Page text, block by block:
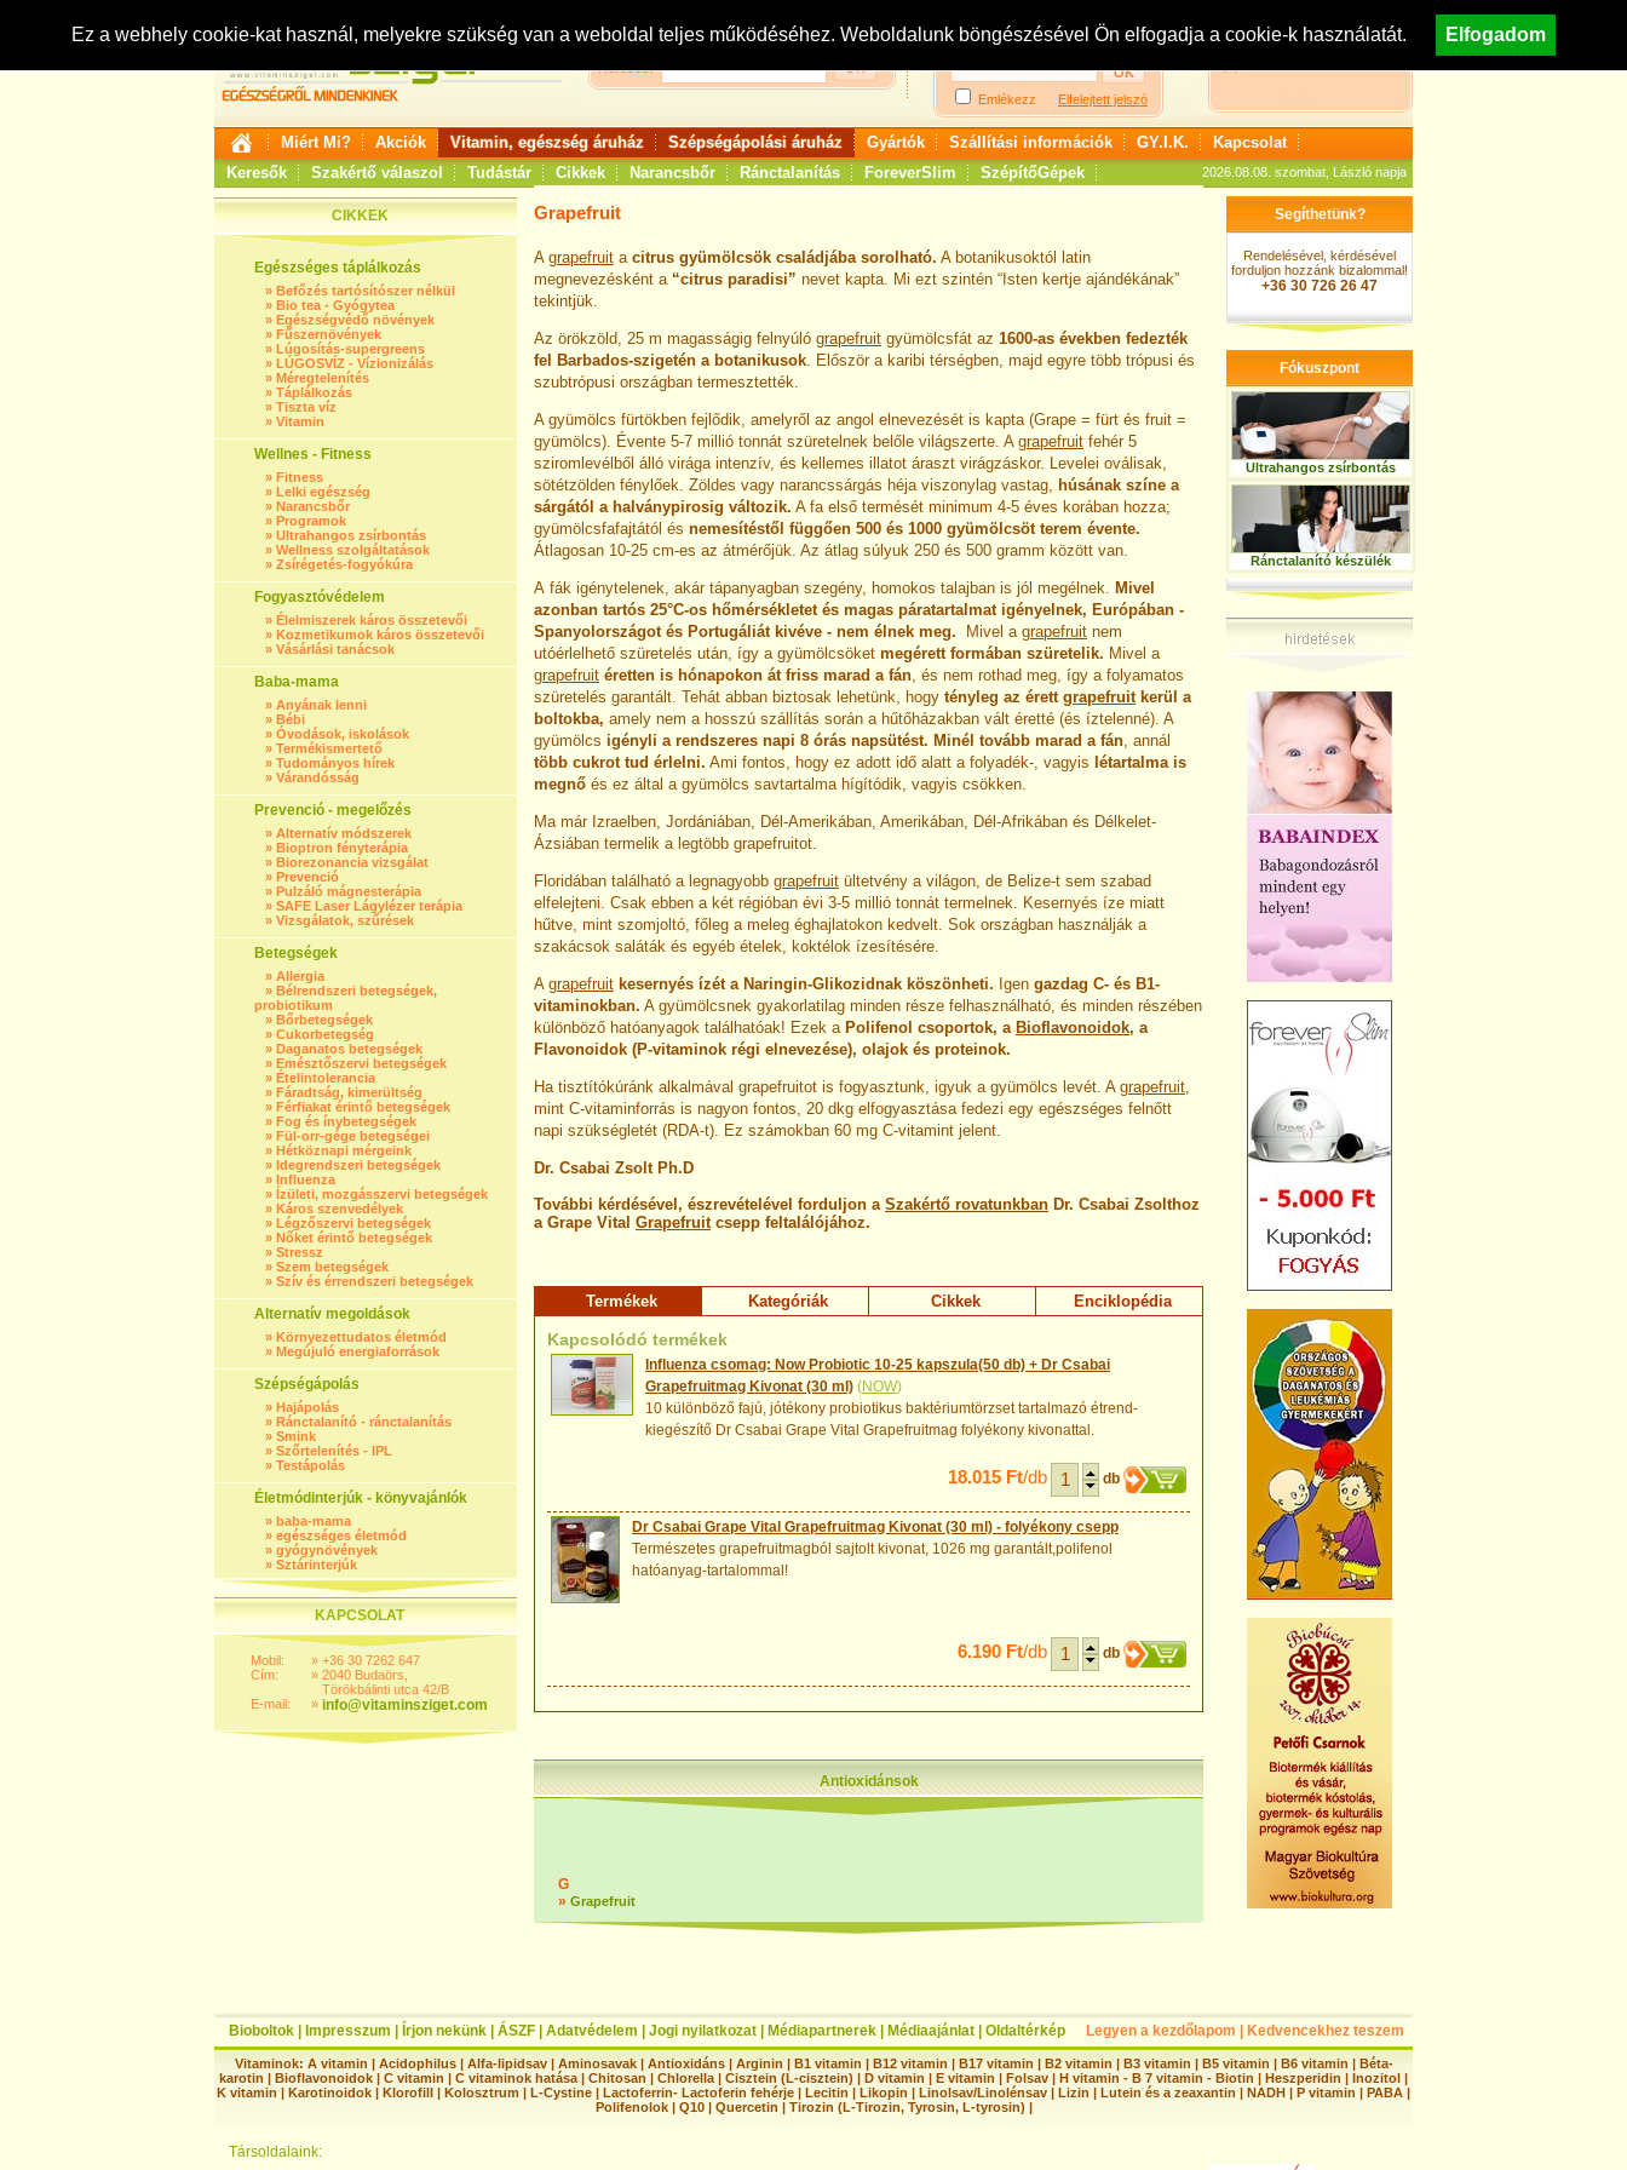
Ez a webhely cookie-kat használ, melyekre szükség van a weboldal teljes működéséhez. Weboldalunk böngészésével Ön elfogadja a cookie-k használatát. Elfogadom
Keresés:
Bejelentkezés: Regisztráció
Emlékezz Elfelejtett jelszó
Nézzen körül áruházunkban!
Miért Mi? Akciók Vitamin, egészség áruház Szépségápolási áruház Gyártók Szállítási információk GY.I.K.
Kapcsolat
Keresők
Szakértő válaszol Tudástár Cikkek Narancsbőr Ránctalanítás ForeverSlim SzépítőGépek 2026.08.08. szombat, László napja
CIKKEK
Egészséges táplálkozás
» Befőzés tartósítószer nélkül
» Bio tea - Gyógytea
» Egészségvédő növények
» Fűszernövények
» Lúgosítás-supergreens
» LÚGOSVÍZ - Vízionizálás
» Méregtelenítés
» Táplálkozás
» Tiszta víz
» Vitamin
Wellnes - Fitness
» Fitness
» Lelki egészség
» Narancsbőr
» Programok
» Ultrahangos zsírbontás
» Wellness szolgáltatások
» Zsírégetés-fogyókúra
Fogyasztóvédelem
» Élelmiszerek káros összetevői
» Kozmetikumok káros összetevői
» Vásárlási tanácsok
Baba-mama
» Anyának lenni
» Bébi
» Óvodások, iskolások
» Termékismertető
» Tudományos hírek
» Várandósság
Prevenció - megelőzés
» Alternatív módszerek
» Bioptron fényterápia
» Biorezonancia vizsgálat
» Prevenció
» Pulzáló mágnesterápia
» SAFE Laser Lágylézer terápia
» Vizsgálatok, szűrések
Betegségek
» Allergia
» Bélrendszeri betegségek,
probiotikum
» Bőrbetegségek
» Cukorbetegség
» Daganatos betegségek
» Emésztőszervi betegségek
» Ételintolerancia
» Fáradtság, kimerültség
» Férfiakat érintő betegségek
» Fog és ínybetegségek
» Fül-orr-gége betegségei
» Hétköznapi mérgeink
» Idegrendszeri betegségek
» Influenza
» Ízületi, mozgásszervi betegségek
» Káros szenvedélyek
» Légzőszervi betegségek
» Nőket érintő betegségek
» Stressz
» Szem betegségek
» Szív és érrendszeri betegségek
Alternatív megoldások
» Környezettudatos életmód
» Megújuló energiaforrások
Szépségápolás
» Hajápolás
» Ránctalanító - ránctalanítás
» Smink
» Szőrtelenítés - IPL
» Testápolás
Életmódinterjúk - könyvajánlók
» baba-mama
» egészséges életmód
» gyógynövények
» Sztárinterjúk
KAPCSOLAT
Mobil:
Cím:
E-mail:
»
»
»
+36 30 7262 647
2040 Budaörs,
Törökbálinti utca 42/B
info@vitaminsziget.com
Grapefruit
A grapefruit a citrus gyümölcsök családjába sorolható. A botanikusoktól latin
megnevezésként a “citrus paradisi” nevet kapta. Mi ezt szintén “Isten kertje ajándékának”
tekintjük.
Az örökzöld, 25 m magasságig felnyúló grapefruit gyümölcsfát az 1600-as években fedezték
fel
Barbados-szigetén a botanikusok. Először a karibi térségben, majd egyre több trópusi és
szubtrópusi országban termesztették.
A gyümölcs fürtökben fejlődik, amelyről az angol elnevezését is kapta (Grape = fürt és fruit =
gyümölcs). Évente 5-7 millió tonnát szüretelnek belőle világszerte. A grapefruit fehér 5
sziromlevélből álló virága intenzív, és kellemes illatot áraszt virágzáskor. Levelei oválisak,
sötétzölden fénylőek. Zöldes vagy narancssárgás héja viszonylag vastag, húsának színe a
sárgától a halványpirosig változik. A fa első termését minimum 4-5 éves korában hozza;
gyümölcsfafajtától és nemesítéstől függően 500 és 1000 gyümölcsöt terem évente.
Átlagosan 10-25 cm-es az átmérőjük. Az átlag súlyuk 250 és 500 gramm között van.
A fák igénytelenek, akár tápanyagban szegény, homokos talajban is jól megélnek. M ivel
azonban tartós 25°C-os hőmérsékletet és magas páratartalmat igényelnek, Európában -
Spanyolországot és Portugáliát kivéve - nem élnek meg.
Mivel a grapefruit nem
utóérlelhető szüretelés után, így a gyümölcsöket megérett formában szüretelik. Mivel a
grapefruit éretten is hónapokon át friss marad a fán, és nem rothad meg, így a folyamatos
szüretelés garantált. Tehát abban biztosak lehetünk, hogy tényleg az érett grapefruitkerül a
boltokba, amely nem a hosszú szállítás során a hűtőházakban vált éretté (és íztelenné). A
gyümölcs igényli a rendszeres napi 8 órás napsütést. Minél tovább marad a fán, annál
több cukrot tud érlelni. Ami fontos, hogy ez adott idő alatt a folyadék-, vagyis létartalma is
megnő és ez által a gyümölcs savtartalma hígítódik, vagyis csökken.
Ma már Izraelben, Jordániában, Dél-Amerikában, Amerikában, Dél-Afrikában és Délkelet-
Ázsiában termelik a legtöbb grapefruitot.
Floridában található a legnagyobb grapefruit ültetvény a világon, de Belize-t sem szabad
elfelejteni. Csak ebben a két régióban évi 3-5 millió tonnát termelnek. Kesernyés íze miatt
hűtve, mint szomjoltó, főleg a meleg éghajlatokon kedvelt. Sok országban használják a
szakácsok saláták és egyéb ételek, koktélok ízesítésére.
A grapefruit kesernyés ízét a Naringin-Glikozidnak köszönheti. Igen gazdag C- és B1-
vitaminokban. A gyümölcsnek gyakorlatilag minden része felhasználható, és minden részében
különböző hatóanyagok találhatóak! Ezek a Polifenol csoportok, a Bioflavonoidok, a
Flavonoidok (P-vitaminok régi elnevezése), olajok és proteinok.
Ha tisztítókúránk alkalmával grapefruitot is fogyasztunk, igyuk a gyümölcs levét. A grapefruit,
mint C-vitaminforrás is nagyon fontos, 20 dkg elfogyasztása fedezi egy egészséges felnőtt
napi szükségletét (RDA-t). Ez számokban 60 mg C-vitamint jelent.
Dr. Csabai Zsolt Ph.D
További kérdésével, észrevételével forduljon a Szakértő rovatunkban Dr. Csabai Zsolthoz
a Grape Vital Grapefruitcsepp feltalálójához.
Termékek Kategóriák Cikkek Enciklopédia
Kapcsolódó termékek
Influenza csomag: Now Probiotic 10-25 kapszula(50 db) + Dr Csabai
Grapefruitmag Kivonat (30 ml) (NOW)
10 különböző fajú, jótékony probiotikus baktériumtörzset tartalmazó étrend-
kiegészítő Dr Csabai Grape Vital Grapefruitmag folyékony kivonattal.
18.015 Ft/db db
Dr Csabai Grape Vital Grapefruitmag Kivonat (30 ml) - folyékony csepp
Természetes grapefruitmagból sajtolt kivonat, 1026 mg garantált,polifenol
hatóanyag-tartalommal!
6.190 Ft/db db
Antioxidánsok
G
» Grapefruit
Segíthetünk?
Rendelésével, kérdésével
forduljon hozzánk bizalommal!
+36 30 726 26 47
Fókuszpont
Ultrahangos zsírbontás
Ránctalanító készülék
Bioboltok Impresszum Írjon nekünk ÁSZF Adatvédelem Jogi nyilatkozat Médiapartnerek Médiaajánlat Oldaltérkép Legyen a kezdőlapom Kedvencekhez teszem
Vitaminok: A vitamin | Acidophilus| Alfa-lipidsav| Aminosavak| Antioxidáns| Arginin | B1 vitamin | B12 vitamin | B17 vitamin | B2 vitamin | B3 vitamin | B5 vitamin | B6 vitamin | Béta-
karotin | Bioflavonoidok | C vitamin | C vitaminok hatása | Chitosan | Chlorella | Cisztein (L-cisztein) | D vitamin | E vitamin | Folsav | H vitamin - B 7 vitamin - Biotin | Heszperidin | Inozitol |
K vitamin | Karotinoidok | Klorofill | Kolosztrum | L-Cystine | Lactoferrin- Lactoferin fehérje | Lecitin | Likopin | Linolsav/Linolénsav | Lizin | Lutein és a zeaxantin | NADH | P vitamin | PABA |
Polifenolok| Q10| Quercetin | Tirozin (L-Tirozin, Tyrosin, L-tyrosin) |
Társoldalaink: